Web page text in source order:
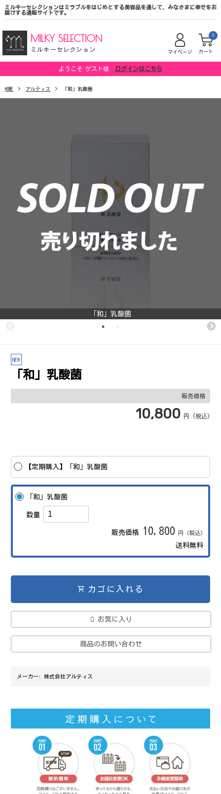
ミルキーセレクションはミラブルをはじめとする美容品を通して、みなさまに幸せをお
届けする通販サイトです。
MILKY SELECTION
ミルキーセレクション マイページ カート
0
ようこそ ゲスト様 ログインはこちら
HOME アルティス 「和」乳酸菌
「和」乳酸菌
NEW
「和」乳酸菌
販売価格
10,800円 (税込)
【定期購入】「和」乳酸菌
「和」乳酸菌
数量
販売価格 10,800 円 (税込)
送料無料
shopping_cart カゴに入れる
お気に入り
商品のお問い合わせ
メーカー: 株式会社アルティス